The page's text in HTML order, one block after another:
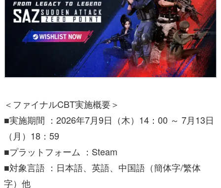
＜ファイナルCBT実施概要＞
■実施期間 ：2026年7月9日（木）14：00 ～ 7月13日
（月）18：59
■プラットフォーム ：Steam
■対象言語 ：日本語、英語、中国語（簡体字/繁体
字）他